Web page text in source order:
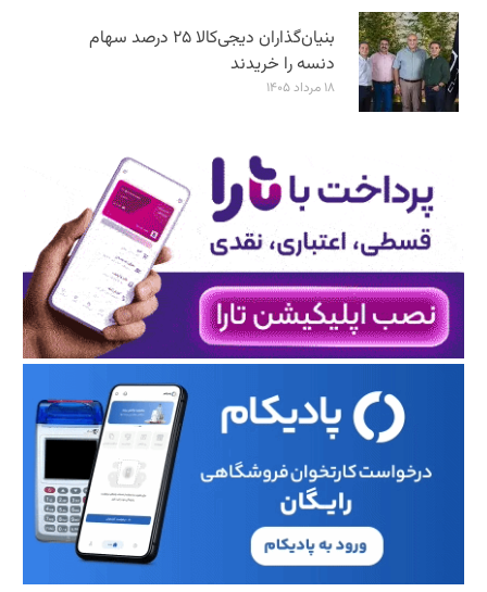
بنیان‌گذاران دیجی‌کالا ۲۵ درصد سهام
دنسه را خریدند
۱۸ مرداد ۱۴۰۵